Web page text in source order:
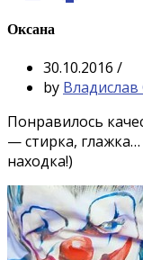
Оксана
30.10.2016 /
by
Понравилось
— стирка,
находка!)